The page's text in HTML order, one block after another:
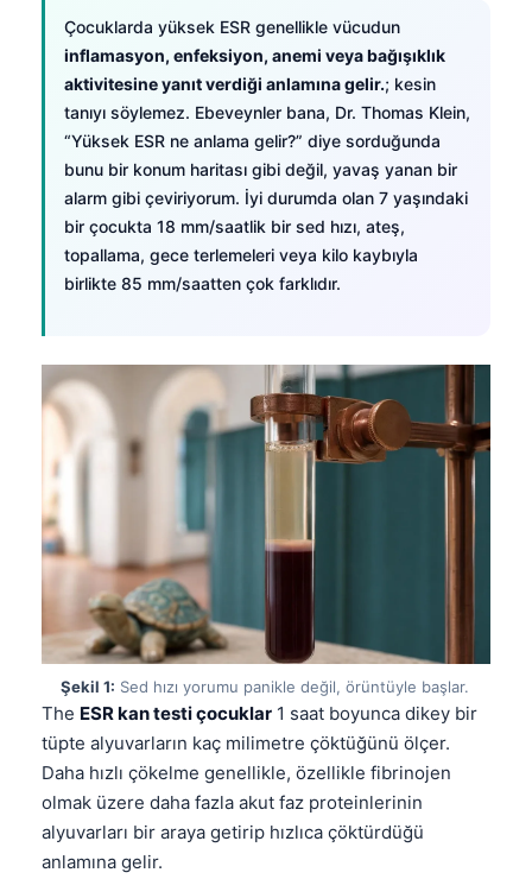
Çocuklarda yüksek ESR genellikle vücudun
inflamasyon, enfeksiyon, anemi veya bağışıklık
aktivitesine yanıt verdiği anlamına gelir.; kesin
tanıyı söylemez. Ebeveynler bana, Dr. Thomas Klein,
“Yüksek ESR ne anlama gelir?” diye sorduğunda
bunu bir konum haritası gibi değil, yavaş yanan bir
alarm gibi çeviriyorum. İyi durumda olan 7 yaşındaki
bir çocukta 18 mm/saatlik bir sed hızı, ateş,
topallama, gece terlemeleri veya kilo kaybıyla
birlikte 85 mm/saatten çok farklıdır.
Şekil 1: Sed hızı yorumu panikle değil, örüntüyle başlar.
The ESR kan testi çocuklar 1 saat boyunca dikey bir
tüpte alyuvarların kaç milimetre çöktüğünü ölçer.
Daha hızlı çökelme genellikle, özellikle fibrinojen
olmak üzere daha fazla akut faz proteinlerinin
alyuvarları bir araya getirip hızlıca çöktürdüğü
anlamına gelir.